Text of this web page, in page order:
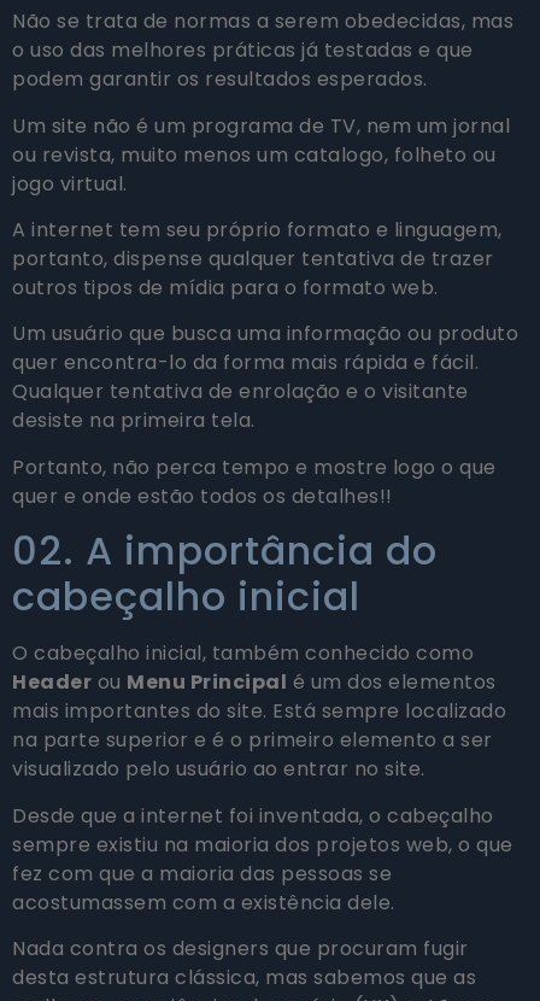
Não se trata de normas a serem obedecidas, mas
o uso das melhores práticas já testadas e que
podem garantir os resultados esperados.
Um site não é um programa de TV, nem um jornal
ou revista, muito menos um catalogo, folheto ou
jogo virtual.
A internet tem seu próprio formato e linguagem,
portanto, dispense qualquer tentativa de trazer
outros tipos de mídia para o formato web.
Um usuário que busca uma informação ou produto
quer encontra-lo da forma mais rápida e fácil.
Qualquer tentativa de enrolação e o visitante
desiste na primeira tela.
Portanto, não perca tempo e mostre logo o que
quer e onde estão todos os detalhes!!
02. A importância do
cabeçalho inicial
O cabeçalho inicial, também conhecido como
Header ou Menu Principal é um dos elementos
mais importantes do site. Está sempre localizado
na parte superior e é o primeiro elemento a ser
visualizado pelo usuário ao entrar no site.
Desde que a internet foi inventada, o cabeçalho
sempre existiu na maioria dos projetos web, o que
fez com que a maioria das pessoas se
acostumassem com a existência dele.
Nada contra os designers que procuram fugir
desta estrutura clássica, mas sabemos que as